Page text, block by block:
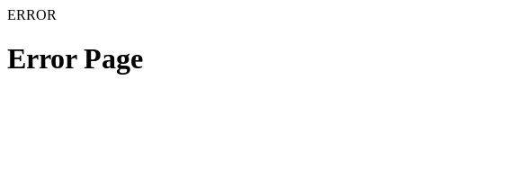
ERROR
Error Page